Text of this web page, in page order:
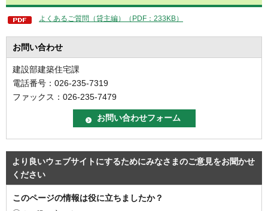
よくあるご質問（貸主編）（PDF：233KB）
お問い合わせ
建設部建築住宅課
電話番号：026-235-7319
ファックス：026-235-7479
より良いウェブサイトにするためにみなさまのご意見をお聞かせ
ください
このページの情報は役に立ちましたか？